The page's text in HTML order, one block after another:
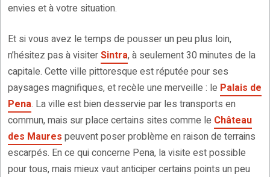
envies et à votre situation.
Et si vous avez le temps de pousser un peu plus loin,
n’hésitez pas à visiterSintra, à seulement 30 minutes de la
capitale. Cette ville pittoresque est réputée pour ses
paysages magnifiques, et recèle une merveille : le Palais de
Pena. La ville est bien desservie par les transports en
commun, mais sur place certains sites comme le Château
des Maures peuvent poser problème en raison de terrains
escarpés. En ce qui concerne Pena, la visite est possible
pour tous, mais mieux vaut anticiper certains points un peu